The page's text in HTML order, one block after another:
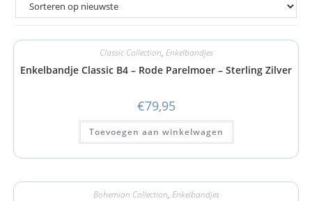
Classic Collection, Enkelbandjes
Enkelbandje Classic B4 – Rode Parelmoer – Sterling Zilver
€79,95
Toevoegen aan winkelwagen
Bohemian Collection, Enkelbandjes